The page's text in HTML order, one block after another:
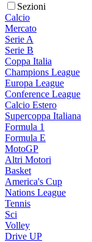
Sezioni
Calcio
Mercato
Serie A
Serie B
Coppa Italia
Champions League
Europa League
Conference League
Calcio Estero
Supercoppa Italiana
Formula 1
Formula E
MotoGP
Altri Motori
Basket
America's Cup
Nations League
Tennis
Sci
Volley
Drive UP